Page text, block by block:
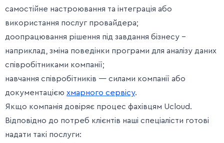
самостійне настроювання та інтеграція або
використання послуг провайдера;
доопрацювання рішення під завдання бізнесу –
наприклад, зміна поведінки програми для аналізу даних
співробітниками компанії;
навчання співробітників — силами компанії або
документацією хмарного сервісу.
Якщо компанія довіряє процес фахівцям Ucloud.
Відповідно до потреб клієнтів наші спеціалісти готові
надати такі послуги: